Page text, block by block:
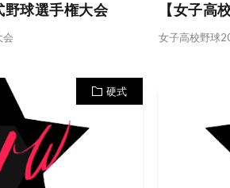
球選手権大会
会
【女子高
女子高校野球
硬式